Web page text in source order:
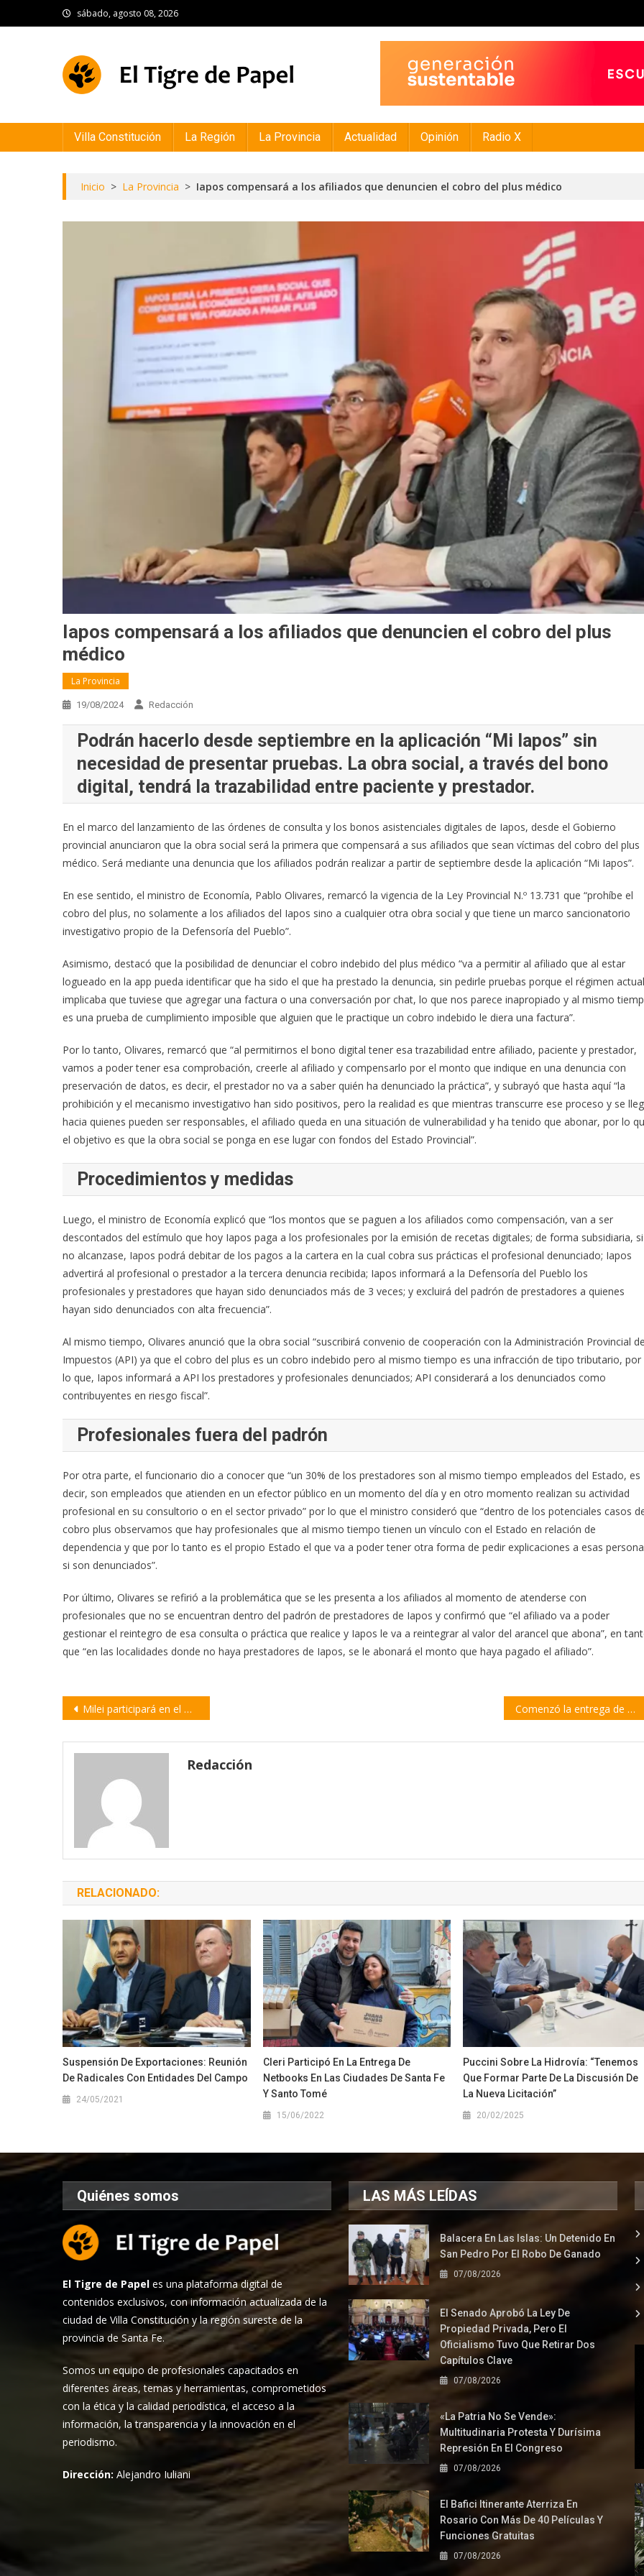
to
sábado, agosto 08, 2026
Villa Constitución La Región La Provincia Actualidad Opinión Radio X
Inicio > La Provincia > Iapos compensará a los afiliados que denuncien el cobro del plus médico
Iapos compensará a los afiliados que denuncien el cobro del plus
médico
La Provincia
19/08/2024 Redacción
Podrán hacerlo desde septiembre en la aplicación “Mi Iapos” sin
necesidad de presentar pruebas. La obra social, a través del bono
digital, tendrá la trazabilidad entre paciente y prestador.
En el marco del lanzamiento de las órdenes de consulta y los bonos asistenciales digitales de Iapos, desde el Gobierno
provincial anunciaron que la obra social será la primera que compensará a sus afiliados que sean víctimas del cobro del plus
médico. Será mediante una denuncia que los afiliados podrán realizar a partir de septiembre desde la aplicación “Mi Iapos”.
En ese sentido, el ministro de Economía, Pablo Olivares, remarcó la vigencia de la Ley Provincial N.º 13.731 que “prohíbe el
cobro del plus, no solamente a los afiliados del Iapos sino a cualquier otra obra social y que tiene un marco sancionatorio
investigativo propio de la Defensoría del Pueblo”.
Asimismo, destacó que la posibilidad de denunciar el cobro indebido del plus médico “va a permitir al afiliado que al estar
logueado en la app pueda identificar que ha sido el que ha prestado la denuncia, sin pedirle pruebas porque el régimen actual
implicaba que tuviese que agregar una factura o una conversación por chat, lo que nos parece inapropiado y al mismo
es una prueba de cumplimiento imposible que alguien que le practique un cobro indebido le diera una factura”.
Por lo tanto, Olivares, remarcó que “al permitirnos el bono digital tener esa trazabilidad entre afiliado, paciente y prestador,
vamos a poder tener esa comprobación, creerle al afiliado y compensarlo por el monto que indique en una denuncia con
preservación de datos, es decir, el prestador no va a saber quién ha denunciado la práctica”, y subrayó que hasta aquí “la
prohibición y el mecanismo investigativo han sido positivos, pero la realidad es que mientras transcurre ese proceso y se
hacia quienes pueden ser responsables, el afiliado queda en una situación de vulnerabilidad y ha tenido que abonar, por lo
el objetivo es que la obra social se ponga en ese lugar con fondos del Estado Provincial”.
Procedimientos y medidas
Luego, el ministro de Economía explicó que “los montos que se paguen a los afiliados como compensación, van a ser
descontados del estímulo que hoy Iapos paga a los profesionales por la emisión de recetas digitales; de forma subsidiaria, si
no alcanzase, Iapos podrá debitar de los pagos a la cartera en la cual cobra sus prácticas el profesional denunciado; Iapos
advertirá al profesional o prestador a la tercera denuncia recibida; Iapos informará a la Defensoría del Pueblo los
profesionales y prestadores que hayan sido denunciados más de 3 veces; y excluirá del padrón de prestadores a quienes
hayan sido denunciados con alta frecuencia”.
Al mismo tiempo, Olivares anunció que la obra social “suscribirá convenio de cooperación con la Administración Provincial
Impuestos (API) ya que el cobro del plus es un cobro indebido pero al mismo tiempo es una infracción de tipo tributario, por
lo que, Iapos informará a API los prestadores y profesionales denunciados; API considerará a los denunciados como
contribuyentes en riesgo fiscal”.
Profesionales fuera del padrón
Por otra parte, el funcionario dio a conocer que “un 30% de los prestadores son al mismo tiempo empleados del Estado, es
decir, son empleados que atienden en un efector público en un momento del día y en otro momento realizan su actividad
profesional en su consultorio o en el sector privado” por lo que el ministro consideró que “dentro de los potenciales casos
cobro plus observamos que hay profesionales que al mismo tiempo tienen un vínculo con el Estado en relación de
dependencia y que por lo tanto es el propio Estado el que va a poder tener otra forma de pedir explicaciones a esas
si son denunciados”.
Por último, Olivares se refirió a la problemática que se les presenta a los afiliados al momento de atenderse con
profesionales que no se encuentran dentro del padrón de prestadores de Iapos y confirmó que “el afiliado va a poder
gestionar el reintegro de esa consulta o práctica que realice y Iapos le va a reintegrar al valor del arancel que abona”, en
que “en las localidades donde no haya prestadores de Iapos, se le abonará el monto que haya pagado el afiliado”.
Navegación
entradas
Milei participará en el Aniversario de la Bolsa de Comercio de Rosario Comenzó la entrega de semillas del Programa Municipal de Huertas Urbanas
Redacción
RELACIONADO:
Suspensión De Exportaciones: Reunión
De Radicales Con Entidades Del Campo
24/05/2021
Cleri Participó En La Entrega De
Netbooks En Las Ciudades De Santa Fe
Y Santo Tomé
15/06/2022
Puccini Sobre La Hidrovía: “Tenemos
Que Formar Parte De La Discusión De
La Nueva Licitación”
20/02/2025
Quiénes somos
El Tigre de Papel es una plataforma digital de
contenidos exclusivos, con información actualizada de la
ciudad de Villa Constitución y la región sureste de la
provincia de Santa Fe.
Somos un equipo de profesionales capacitados en
diferentes áreas, temas y herramientas, comprometidos
con la ética y la calidad periodística, el acceso a la
información, la transparencia y la innovación en el
periodismo.
Dirección:Alejandro Iuliani
LAS MÁS LEÍDAS
Balacera En Las Islas: Un Detenido En
San Pedro Por El Robo De Ganado
07/08/2026
El Senado Aprobó La Ley De
Propiedad Privada, Pero El
Oficialismo Tuvo Que Retirar Dos
Capítulos Clave
07/08/2026
«La Patria No Se Vende»:
Multitudinaria Protesta Y Durísima
Represión En El Congreso
07/08/2026
El Bafici Itinerante Aterriza En
Rosario Con Más De 40 Películas Y
Funciones Gratuitas
07/08/2026